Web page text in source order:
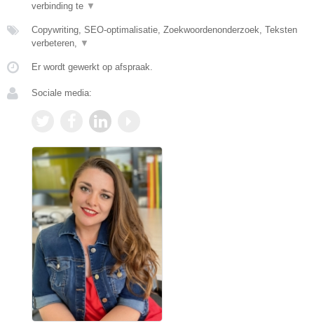
verbinding te ▼
Copywriting, SEO-optimalisatie, Zoekwoordenonderzoek, Teksten
verbeteren, ▼
Er wordt gewerkt op afspraak.
Sociale media: